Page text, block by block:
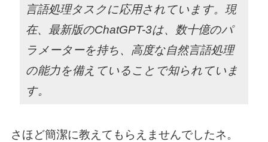
言語処理タスクに応用されています。現
在、最新版のChatGPT-3は、数十億のパ
ラメーターを持ち、高度な自然言語処理
の能力を備えていることで知られていま
す。
さほど簡潔に教えてもらえませんでしたネ。